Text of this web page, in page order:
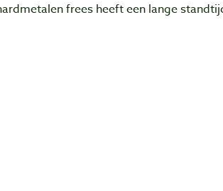
frees heeft een lange